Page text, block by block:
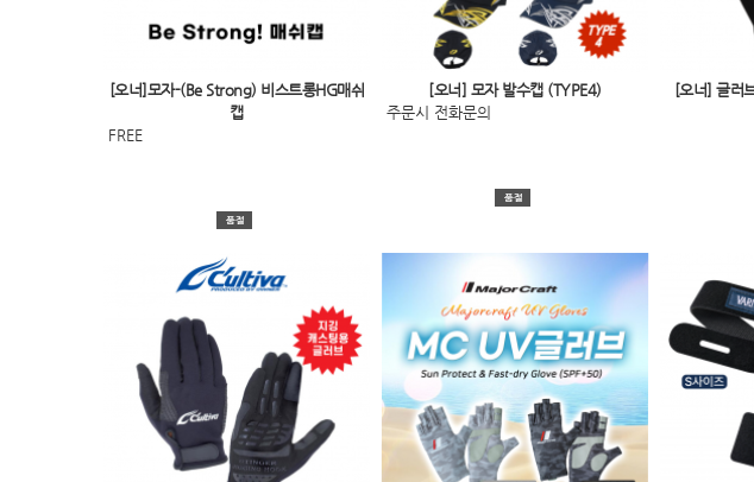
[오너]모자-(Be Strong) 비스트롱HG매쉬
캡
FREE
[오너] 모자 발수캡 (TYPE4)
주문시 전화문의
[오너] 글러